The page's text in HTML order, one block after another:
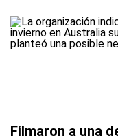
Filmaron a una